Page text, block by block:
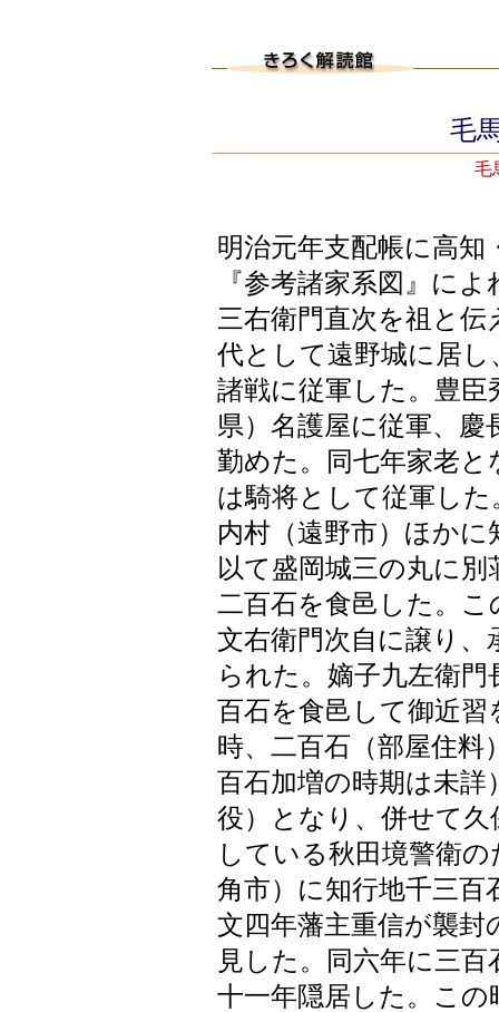
毛
毛
明治元年支配帳に高知
『参考諸家系図』によ
三右衛門直次を祖と
代として遠野城に居
諸戦に従軍した。豊
県）名護屋に従軍、
勤めた。同七年家老
は騎将として従軍し
内村（遠野市）ほか
以て盛岡城三の丸に
二百石を食邑した。
文右衛門次自に譲り、
られた。嫡子九左衛
百石を食邑して御近
時、二百石（部屋住料
百石加増の時期は未詳
役）となり、併せて
している秋田境警衛
角市）に知行地千三百
文四年藩主重信が襲封
見した。同六年に三
十一年隠居した。こ